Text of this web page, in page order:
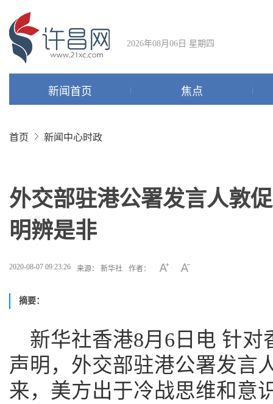
2026年08月06日 星期四
新闻首页 焦点
首页 新闻中心时政
外交部驻港公署发言人敦
明辨是非
2020-08-07 09:23:26 来源： 新华社 作者：
摘要：
新华社香港8月6日电 针
声明，外交部驻港公署发言
来，美方出于冷战思维和意